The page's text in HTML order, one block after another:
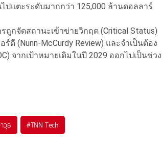
แตะระดับมากกว่า 125,000 ล้านดอลลาร์
กจัดสถานะเข้าข่ายวิกฤต (Critical Status)
(Nunn-McCurdy Review) และจำเป็นต้อง
จากเป้าหมายเดิมในปี 2029 ออกไปเป็นช่วง
วุธ #TNN Tech